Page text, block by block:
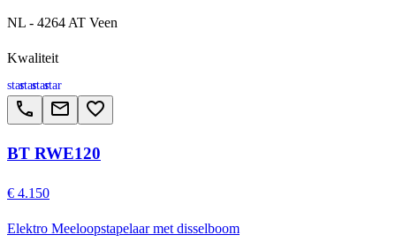
NL - 4264 AT Veen
Kwaliteit
starstarstarstar
call email favorite_border
BT RWE120
€ 4.150
Elektro Meeloopstapelaar met disselboom